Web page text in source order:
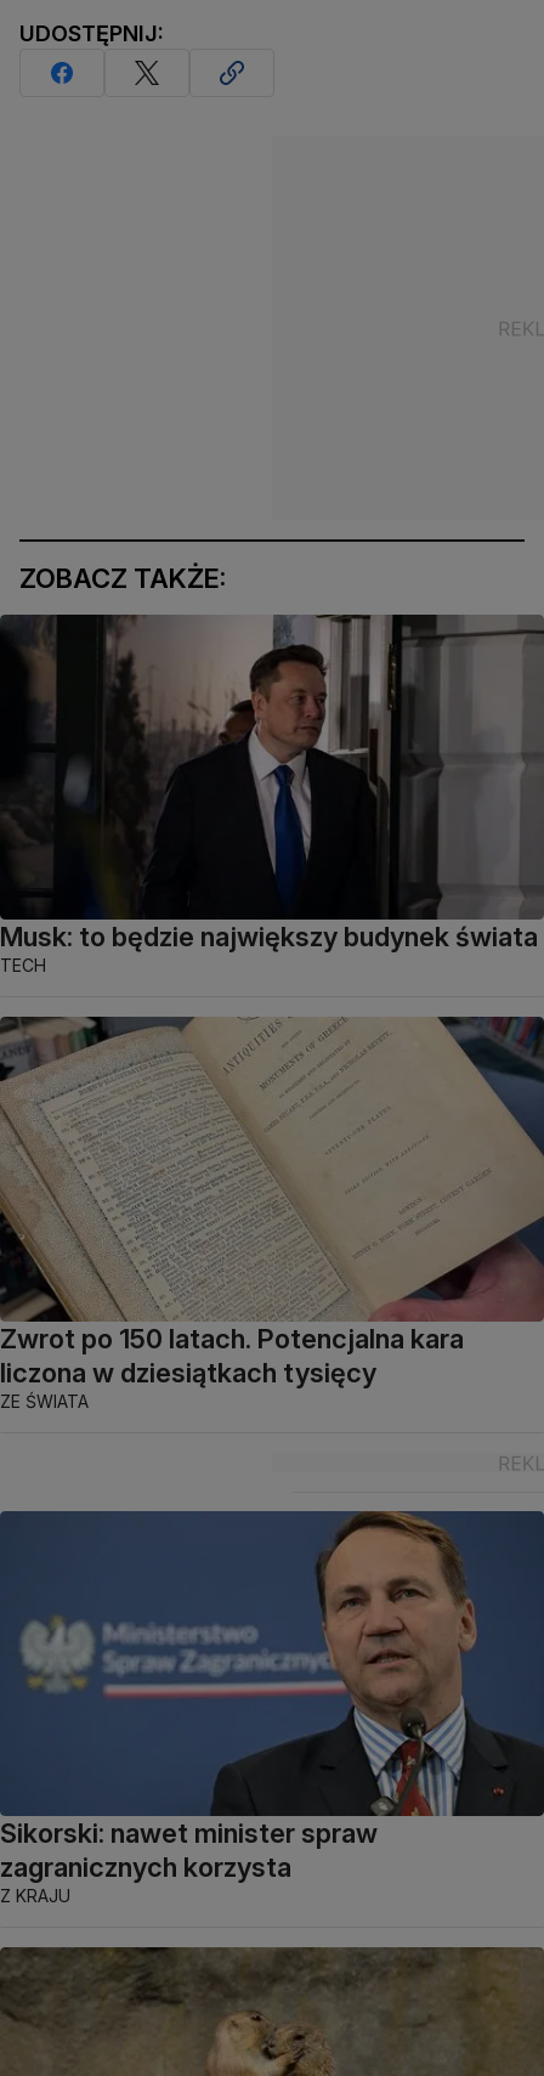
UDOSTĘPNIJ:
ZOBACZ TAKŻE:
Musk: to będzie największy budynek świata
TECH
Zwrot po 150 latach. Potencjalna kara
liczona w dziesiątkach tysięcy
ZE ŚWIATA
Sikorski: nawet minister spraw
zagranicznych korzysta
Z KRAJU